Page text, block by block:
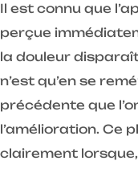
Il est connu que
perçue
la douleur
n’est qu’en se
précédente que
l’amélioration. Ce
clairement